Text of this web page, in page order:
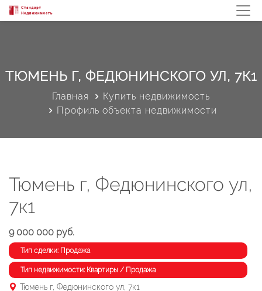
ТЮМЕНЬ Г, ФЕДЮНИНСКОГО УЛ, 7К1
Главная
Купить недвижимость
Профиль объекта недвижимости
Тюмень г, Федюнинского ул,
7к1
9 000 000 руб.
Тип сделки: Продажа
Тип недвижимости: Квартиры / Продажа
Тюмень г, Федюнинского ул, 7к1